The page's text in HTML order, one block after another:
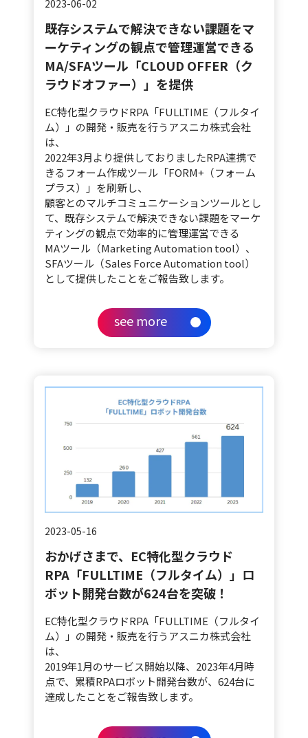
WEB SOLUTION
recruit
ENTRY
Wantedly
news/topics
CONTACT US
2023-06-02
既存システムで解決できない課題をマ
ーケティングの観点で管理運営できる
MA/SFAツール「CLOUD OFFER（ク
ラウドオファー）」を提供
EC特化型クラウドRPA「FULLTIME（フルタイ
ム）」の開発・販売を行うアスニカ株式会社
は、
2022年3月より提供しておりましたRPA連携で
きるフォーム作成ツール「FORM+（フォーム
プラス）」を刷新し、
顧客とのマルチコミュニケーションツールとし
て、既存システムで解決できない課題をマーケ
ティングの観点で効率的に管理運営できる
MAツール（Marketing Automation tool）、
SFAツール（Sales Force Automation tool）
として提供したことをご報告致します。
see more
2023-05-16
おかげさまで、EC特化型クラウド
RPA「FULLTIME（フルタイム）」ロ
ボット開発台数が624台を突破！
EC特化型クラウドRPA「FULLTIME（フルタイ
ム）」の開発・販売を行うアスニカ株式会社
は、
2019年1月のサービス開始以降、2023年4月時
点で、累積RPAロボット開発台数が、624台に
達成したことをご報告致します。